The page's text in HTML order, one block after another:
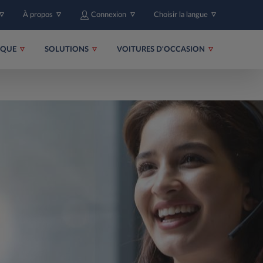
À propos Connexion Choisir la langue
SOLUTIONS VOITURES D'OCCASION